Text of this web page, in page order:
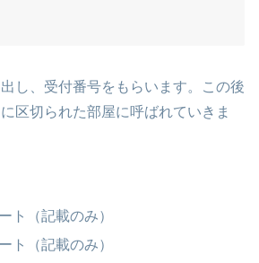
し、受付番号をもらいます。この後
区切られた部屋に呼ばれていきま
ト（記載のみ）
ト（記載のみ）